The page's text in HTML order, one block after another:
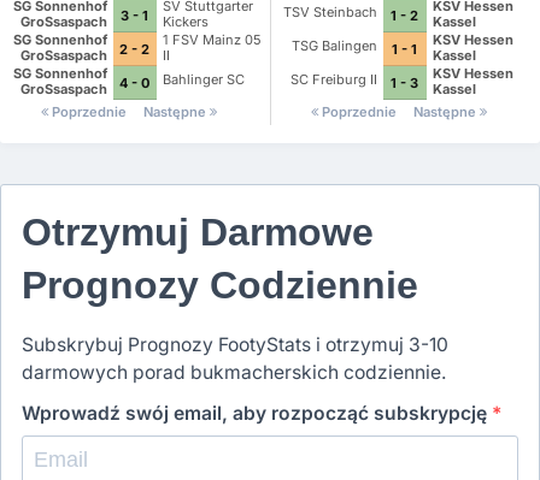
SG Sonnenhof
GroSsaspach
3 - 1
SV Stuttgarter
Kickers
SG Sonnenhof
GroSsaspach
2 - 2
1 FSV Mainz 05
II
SG Sonnenhof
GroSsaspach
4 - 0
Bahlinger SC
Poprzednie
Następne
TSV Steinbach
1 - 2
KSV Hessen
Kassel
TSG Balingen
1 - 1
KSV Hessen
Kassel
SC Freiburg II
1 - 3
KSV Hessen
Kassel
Poprzednie
Następne
Otrzymuj Darmowe
Prognozy Codziennie
Subskrybuj Prognozy FootyStats i otrzymuj 3-10
darmowych porad bukmacherskich codziennie.
Wprowadź swój email, aby rozpocząć subskrypcję *